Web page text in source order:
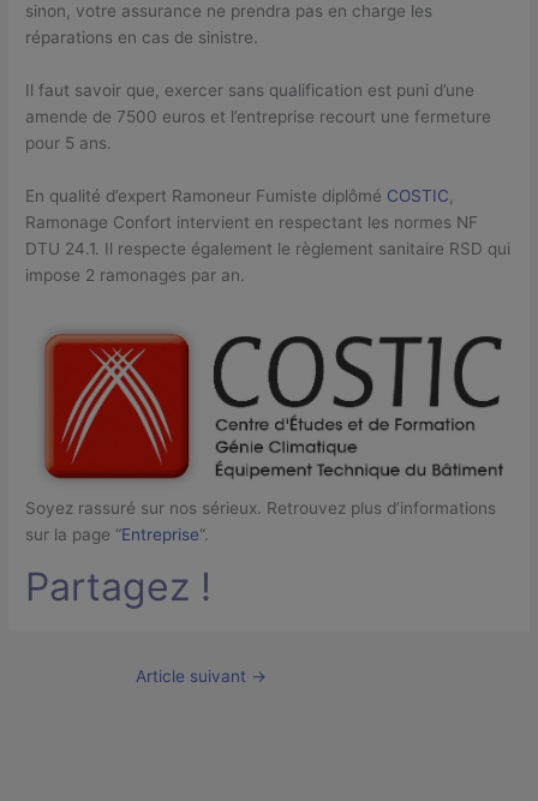
sinon, votre assurance ne prendra pas en charge les
réparations en cas de sinistre.
Il faut savoir que, exercer sans qualification est puni d’une
amende de 7500 euros et l’entreprise recourt une fermeture
pour 5 ans.
En qualité d’expert Ramoneur Fumiste diplômé COSTIC
Ramonage Confort intervient en respectant les normes NF
DTU 24.1. Il respecte également le règlement sanitaire RSD qui
impose 2 ramonages par an.
Soyez rassuré sur nos sérieux. Retrouvez plus d’informations
sur la page “Entreprise“.
Partagez !
Article suivant →